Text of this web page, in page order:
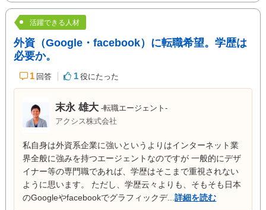
活躍できる人材
外資（Google・facebook）に転職希望。学歴は
必要か。
1 回答 1 役にたった
末永 雄大 -転職エージェント-
アクシス株式会社
私自身は外資系企業に強いというよりはインターネット業
界全般に強みを持つエージェントなのですが 一般的にデザ
イナー等の専門職であれば、学歴はそこまで重視されない
ように思います。 ただし、学歴云々よりも、そもそも日本
のGoogleやfacebookでグラフィックデ...詳細を読む